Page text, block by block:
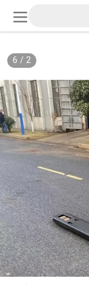
2
/
6